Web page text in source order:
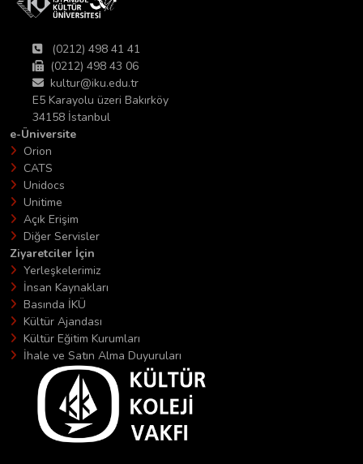
(0212) 498 41 41
(0212) 498 43 06
kultur@iku.edu.tr
E5 Karayolu üzeri Bakırköy
34158 İstanbul
e-Üniversite
Orion
CATS
Unidocs
Unitime
Açık Erişim
Diğer Servisler
Ziyaretciler İçin
Yerleşkelerimiz
İnsan Kaynakları
Basında İKÜ
Kültür Ajandası
Kültür Eğitim Kurumları
İhale ve Satın Alma Duyuruları